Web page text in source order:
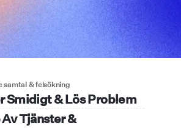
samtal & felsökning
Smidigt & Lös Problem
Tjänster &